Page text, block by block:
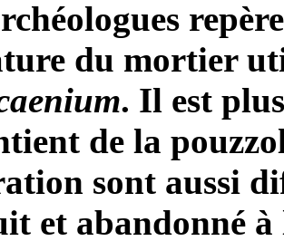
du mortier
. Il est
de la
sont aussi
et abandonné